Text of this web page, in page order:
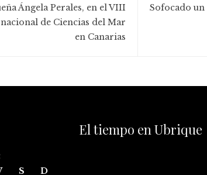
Ángela Perales, en el VIII
de Ciencias del Mar
en Canarias
Sofocado
S D
El tiempo en Ubrique